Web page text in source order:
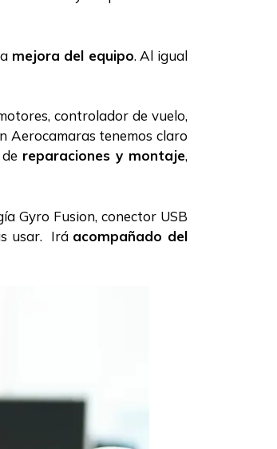
mejora del equipo. Al igual
controlador de vuelo,
Aerocamaras tenemos claro
reparaciones y montaje,
Gyro Fusion, conector USB
usar. Irá acompañado del